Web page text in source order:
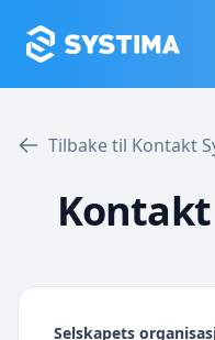
Tilbake til Kontakt
Kontakt
Selskapets